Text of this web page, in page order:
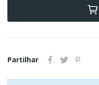
Partilhar